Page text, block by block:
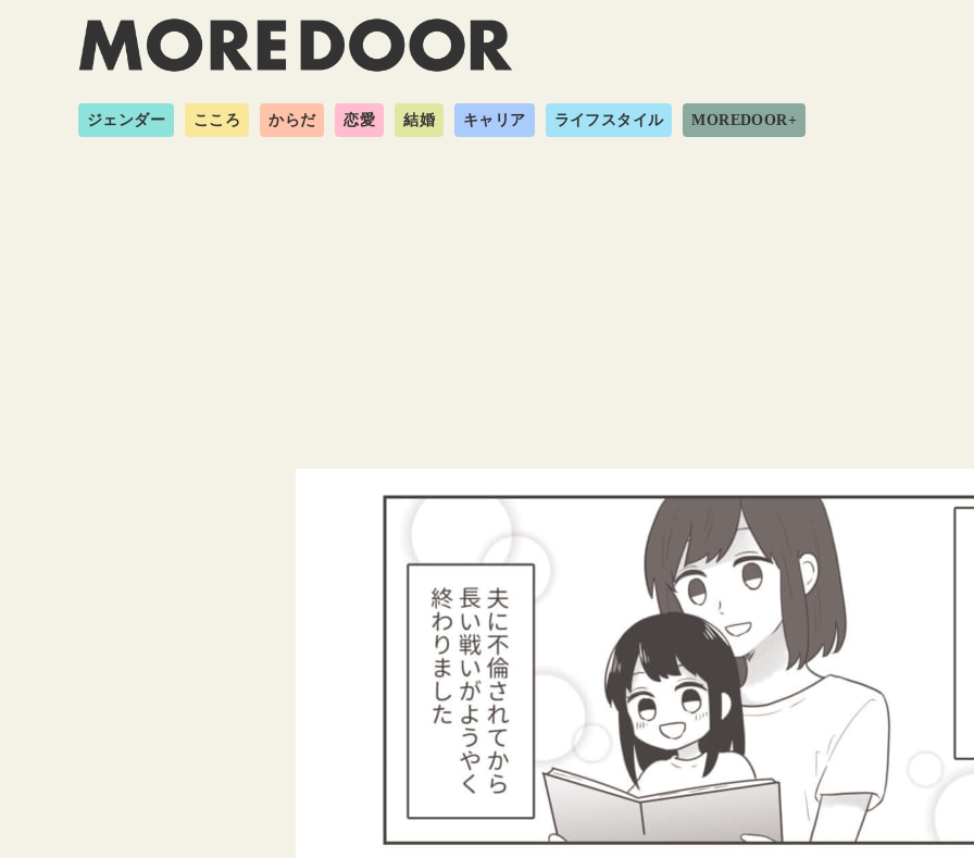
ジェンダー こころ からだ 恋愛 結婚 キャリア ライフスタイル MOREDOOR+